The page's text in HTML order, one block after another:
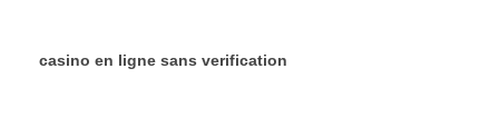
casino en ligne sans verification